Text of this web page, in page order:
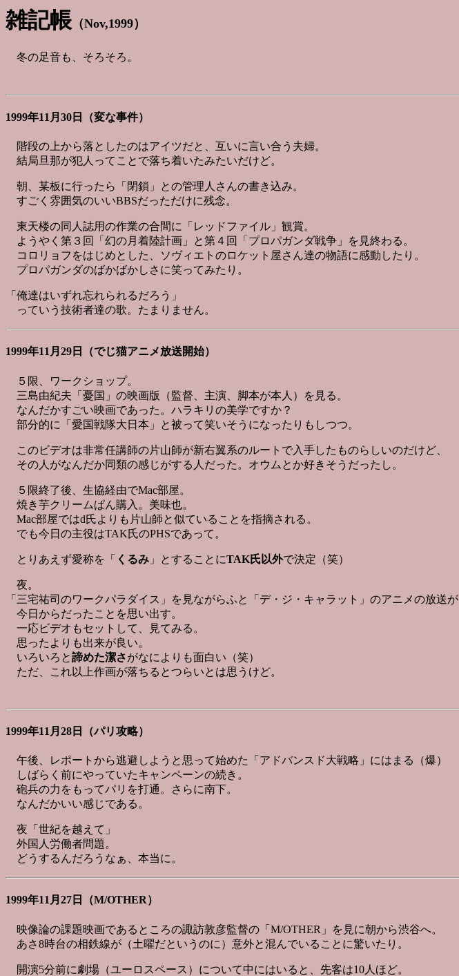
雑記帳 （Nov,1999）
冬の足音も、そろそろ。
1999年11月30日（変な事件）
階段の上から落としたのはアイツだと、互いに言い合う夫婦。
結局旦那が犯人ってことで落ち着いたみたいだけど。
朝、某板に行ったら「閉鎖」との管理人さんの書き込み。
すごく雰囲気のいいBBSだっただけに残念。
東天楼の同人誌用の作業の合間に「レッドファイル」観賞。
ようやく第３回「幻の月着陸計画」と第４回「プロパガンダ戦争」を見終わる。
コロリョフをはじめとした、ソヴィエトのロケット屋さん達の物語に感動したり。
プロパガンダのばかばかしさに笑ってみたり。
「俺達はいずれ忘れられるだろう」
っていう技術者達の歌。たまりません。
1999年11月29日（でじ猫アニメ放送開始）
５限、ワークショップ。
三島由紀夫「憂国」の映画版（監督、主演、脚本が本人）を見る。
なんだかすごい映画であった。ハラキリの美学ですか？
部分的に「愛国戦隊大日本」と被って笑いそうになったりもしつつ。
このビデオは非常任講師の片山師が新右翼系のルートで入手したものらしいのだけど、
その人がなんだか同類の感じがする人だった。オウムとか好きそうだったし。
５限終了後、生協経由でMac部屋。
焼き芋クリームぱん購入。美味也。
Mac部屋ではd氏よりも片山師と似ていることを指摘される。
でも今日の主役はTAK氏のPHSであって。
とりあえず愛称を「 くるみ 」とすることにTAK氏以外で決定（笑）
夜。
「三宅祐司のワークパラダイス」を見ながらふと「デ・ジ・キャラット」のアニメの放送が
今日からだったことを思い出す。
一応ビデオもセットして、見てみる。
思ったよりも出来が良い。
いろいろと諦めた潔さがなによりも面白い（笑）
ただ、これ以上作画が落ちるとつらいとは思うけど。
1999年11月28日（パリ攻略）
午後、レポートから逃避しようと思って始めた「アドバンスド大戦略」にはまる（爆）
しばらく前にやっていたキャンペーンの続き。
砲兵の力をもってパリを打通。さらに南下。
なんだかいい感じである。
夜「世紀を越えて」
外国人労働者問題。
どうするんだろうなぁ、本当に。
1999年11月27日（M/OTHER）
映像論の課題映画であるところの諏訪敦彦監督の「M/OTHER」を見に朝から渋谷へ。
あさ8時台の相鉄線が（土曜だというのに）意外と混んでいることに驚いたり。
開演5分前に劇場（ユーロスペース）について中にはいると、先客は10人ほど。